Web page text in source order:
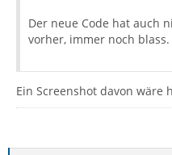
Der neue Code hat auch
vorher, immer noch blass.
Ein Screenshot davon wäre